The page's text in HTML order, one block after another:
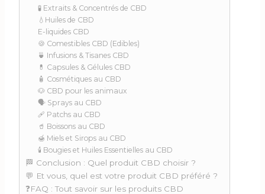
🧪 Extraits & Concentrés de CBD
💧Huiles de CBD
E-liquides CBD
🍪 Comestibles CBD (Edibles)
🍵 Infusions & Tisanes CBD
💊 Capsules & Gélules CBD
🧴 Cosmétiques au CBD
🐶 CBD pour les animaux
🗣 Sprays au CBD
🩹 Patchs au CBD
🥤 Boissons au CBD
🍯 Miels et Sirops au CBD
🕯 Bougies et Huiles Essentielles au CBD
🏁 Conclusion : Quel produit CBD choisir ?
💬 Et vous, quel est votre produit CBD préféré ?
❓FAQ : Tout savoir sur les produits CBD